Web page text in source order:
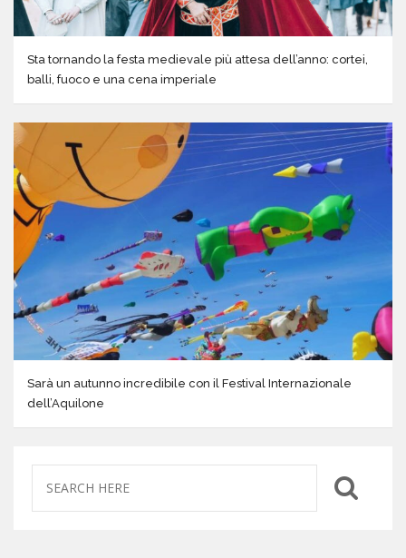
Sta tornando la festa medievale più attesa dell’anno: cortei,
balli, fuoco e una cena imperiale
Sarà un autunno incredibile con il Festival Internazionale
dell’Aquilone